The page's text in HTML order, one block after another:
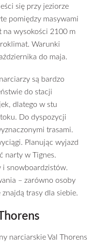
się przy jeziorze
pomiędzy masywami
na wysokości 2100 m
Warunki
do maja.
są bardzo
do stacji
dlatego w stu
Do dyspozycji
trasami.
Planując wyjazd
narty w Tignes.
i snowboardzistów.
– zarówno osoby
trasy dla siebie.
narciarskie Val Thorens